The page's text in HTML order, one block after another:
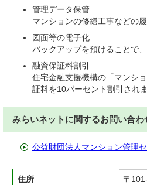
管理データ保管
マンションの修繕工事などの
図面等の電子化
バックアップを預けることで
融資保証料割引
住宅金融支援機構の「マンシ
証料を10パーセント割引されま
みらいネットに関するお問い合わ
公益財団法人マンション管理
住所
〒